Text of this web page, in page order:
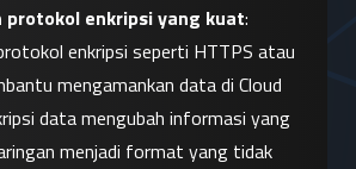
protokol enkripsi yang kuat:
enkripsi seperti HTTPS atau
mengamankan data di Cloud
data mengubah informasi yang
menjadi format yang tidak